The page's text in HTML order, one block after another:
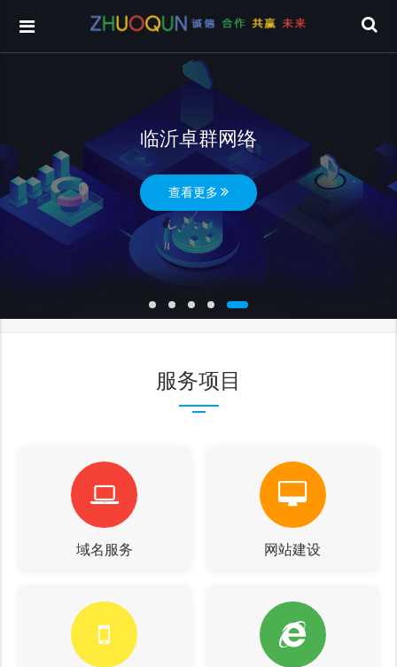
临沂卓群网络
查看更多
服务项目
域名服务 网站建设